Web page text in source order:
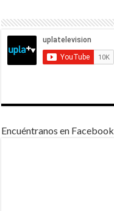
Encuéntranos en Facebook